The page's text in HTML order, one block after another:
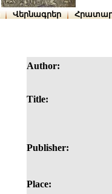
Վերնագրեր
Author:
Title:
Publisher:
Place: